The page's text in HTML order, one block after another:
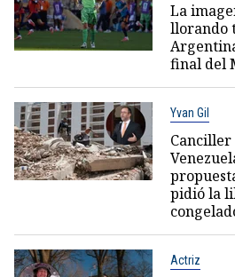
La
llorando
final del
Yvan Gil
pidió la
Actriz